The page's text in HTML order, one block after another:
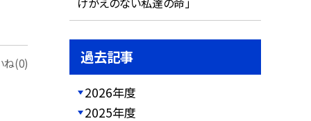
ね(0) 過去記事
2026年度
2025年度